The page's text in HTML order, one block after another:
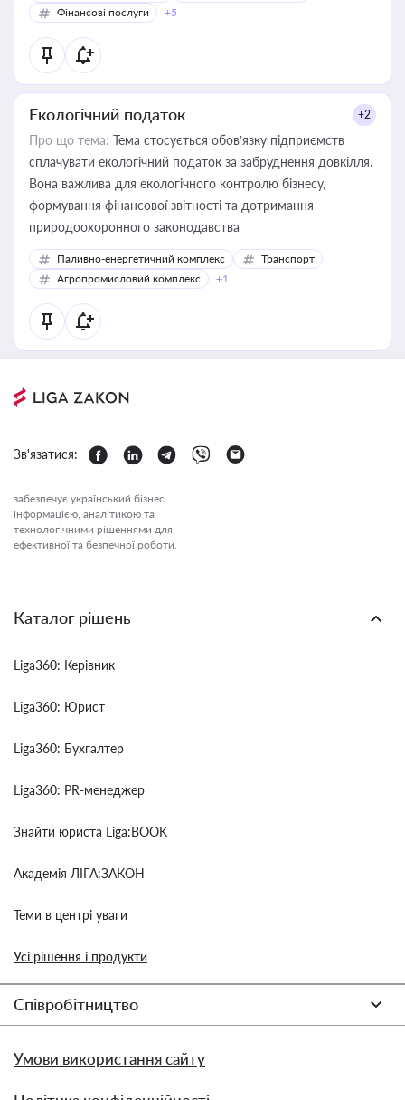
Фінансові послуги
+5
Екологічний податок +2
Про що тема: Тема стосується обов’язку підприємств
сплачувати екологічний податок за забруднення довкілля.
Вона важлива для екологічного контролю бізнесу,
формування фінансової звітності та дотримання
природоохоронного законодавства
Паливно-енергетичний комплекс
Транспорт
Агропромисловий комплекс
+1
Зв'язатися:
забезпечує український бізнес
інформацією, аналітикою та
технологічними рішеннями для
ефективної та безпечної роботи.
Каталог рішень
Liga360: Керівник
Liga360: Юрист
Liga360: Бухгалтер
Liga360: PR-менеджер
Знайти юриста Liga:BOOK
Академія ЛІГА:ЗАКОН
Теми в центрі уваги
Усі рішення і продукти
Співробітництво
Умови використання сайту